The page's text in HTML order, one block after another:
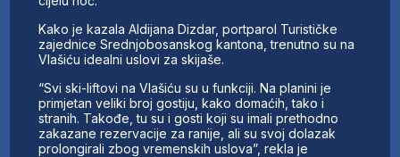
Kako je kazala Aldijana Dizdar, portparol Turističke
zajednice Srednjobosanskog kantona, trenutno su na
Vlašiću idealni uslovi za skijaše.
“Svi ski-liftovi na Vlašiću su u funkciji. Na planini je
primjetan veliki broj gostiju, kako domaćih, tako i
stranih. Takođe, tu su i gosti koji su imali prethodno
zakazane rezervacije za ranije, ali su svoj dolazak
prolongirali zbog vremenskih uslova”, rekla je